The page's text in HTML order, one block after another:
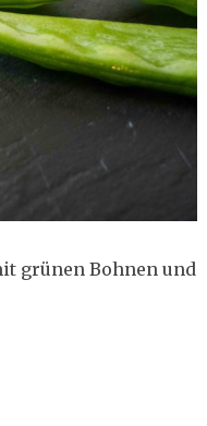
grünen Bohnen und